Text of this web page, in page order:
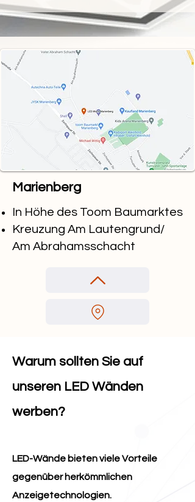
Marienberg
In Höhe des Toom Baumarktes
Kreuzung Am Lautengrund/
Am Abrahamsschacht
Warum sollten Sie auf
unseren LED Wänden
werben?
LED-Wände bieten viele Vorteile
gegenüber herkömmlichen
Anzeigetechnologien.